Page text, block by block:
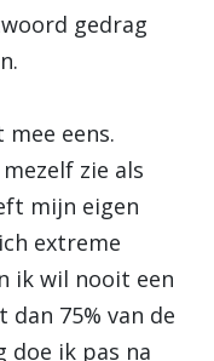
gedrag
eens.
zie als
mijn eigen
extreme
ik wil nooit een
75% van de
doe ik pas na